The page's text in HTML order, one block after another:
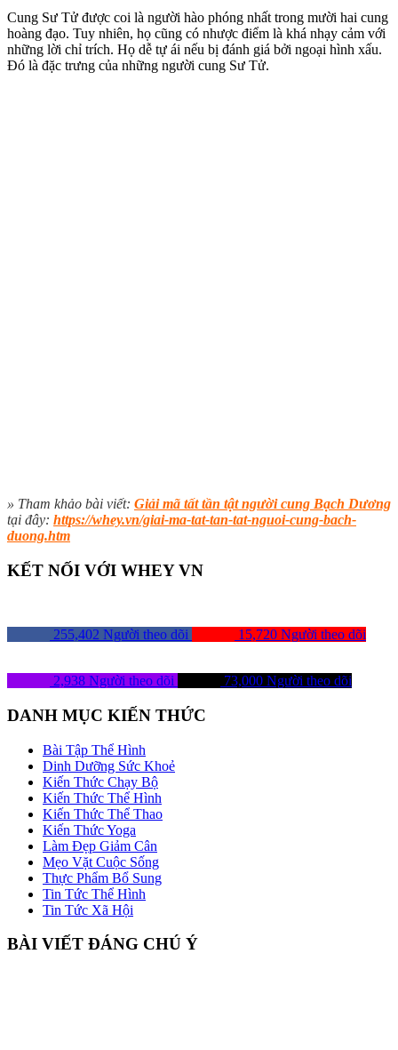
Cung Sư Tử được coi là người hào phóng nhất trong mười hai cung
hoàng đạo. Tuy nhiên, họ cũng có nhược điểm là khá nhạy cảm với
những lời chỉ trích. Họ dễ tự ái nếu bị đánh giá bởi ngoại hình xấu.
Đó là đặc trưng của những người cung Sư Tử.
» Tham khảo bài viết: Giải mã tất tần tật người cung Bạch Dương
tại đây: https://whey.vn/giai-ma-tat-tan-tat-nguoi-cung-bach-
duong.htm
KẾT NỐI VỚI WHEY VN
255,402 Người theo dõi 15,720 Người theo dõi
2,938 Người theo dõi 73,000 Người theo dõi
DANH MỤC KIẾN THỨC
Bài Tập Thể Hình
Dinh Dưỡng Sức Khoẻ
Kiến Thức Chạy Bộ
Kiến Thức Thể Hình
Kiến Thức Thể Thao
Kiến Thức Yoga
Làm Đẹp Giảm Cân
Mẹo Vặt Cuộc Sống
Thực Phẩm Bổ Sung
Tin Tức Thể Hình
Tin Tức Xã Hội
BÀI VIẾT ĐÁNG CHÚ Ý